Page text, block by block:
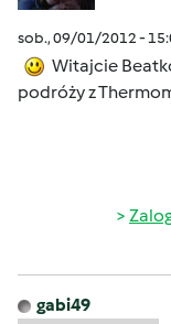
sob., 09/01/2012 -
Witajcie
podróży z
gabi49